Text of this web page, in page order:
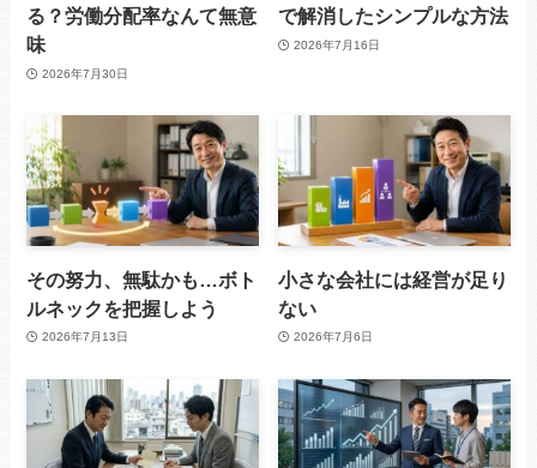
る？労働分配率なんて無意
味
2026年7月30日
で解消したシンプルな方法
2026年7月16日
その努力、無駄かも…ボト
ルネックを把握しよう
2026年7月13日
小さな会社には経営が足り
ない
2026年7月6日